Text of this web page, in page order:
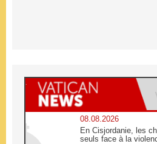
08.08.2026
En Cisjordanie, les
seuls face à la